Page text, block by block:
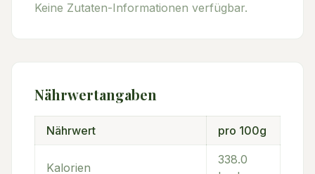
Keine Zutaten-Informationen verfügbar.
Nährwertangaben
Nährwert pro 100g
Kalorien
338.0